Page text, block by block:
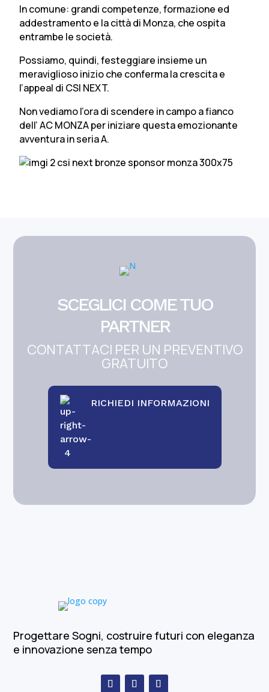
In comune: grandi competenze, formazione ed
addestramento e la città di Monza, che ospita
entrambe le società.
Possiamo, quindi, festeggiare insieme un
meraviglioso inizio che conferma la crescita e
l’appeal di CSI NEXT.
Non vediamo l’ora di scendere in campo a fianco
dell’ AC MONZA per iniziare questa emozionante
avventura in seria A.
SCEGLICI COME TUO
PARTNER
CONTATTACI PER UN PREVENTIVO
GRATUITO
RICHIEDI INFORMAZIONI
Progettare Sogni, costruire futuri con eleganza
e innovazione senza tempo